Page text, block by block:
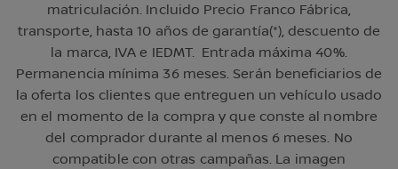
matriculación. Incluido Precio Franco Fábrica,
transporte, hasta 10 años de garantía(*), descuento de
la marca, IVA e IEDMT. Entrada máxima 40%.
Permanencia mínima 36 meses. Serán beneficiarios de
la oferta los clientes que entreguen un vehículo usado
en el momento de la compra y que conste al nombre
del comprador durante al menos 6 meses. No
compatible con otras campañas. La imagen